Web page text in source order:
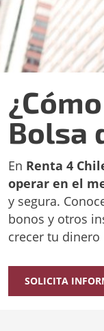
Bolsa
En Renta 4
operar en el
y segura.
bonos y otros
crecer tu dinero
SOLICITA